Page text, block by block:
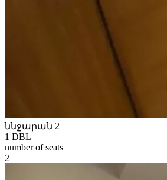
ննջարան 2
1 DBL
number of seats
2